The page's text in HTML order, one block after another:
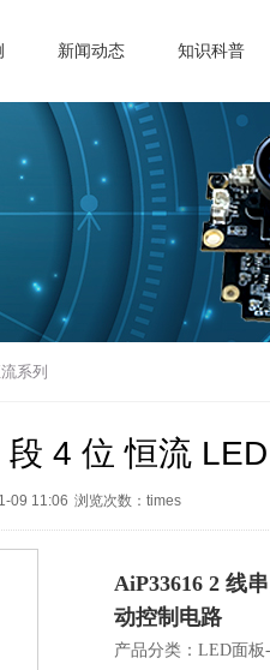
新闻动态 知识科普
系列
4 位 恒流
09 11:06 浏览次数： times
AiP33616 2 线
动控制电路
产品分类：LED面板